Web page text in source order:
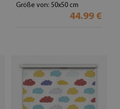
Größe von: 50x50 cm
44.99 €